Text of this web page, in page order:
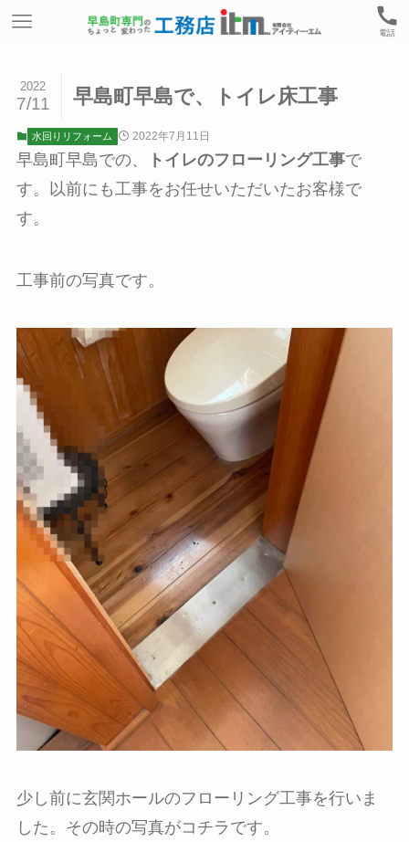
電話
早島町早島で、トイレ床工事
2022
7/11
水回りリフォーム 2022年7月11日
早島町早島での、 トイレのフローリング工事で
す。以前にも工事をお任せいただいたお客様で
す。
工事前の写真です。
少し前に玄関ホールのフローリング工事を行いま
した。その時の写真がコチラです。